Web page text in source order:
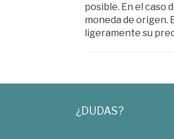
posible. En el caso
moneda de origen.
ligeramente su
¿DUDAS?